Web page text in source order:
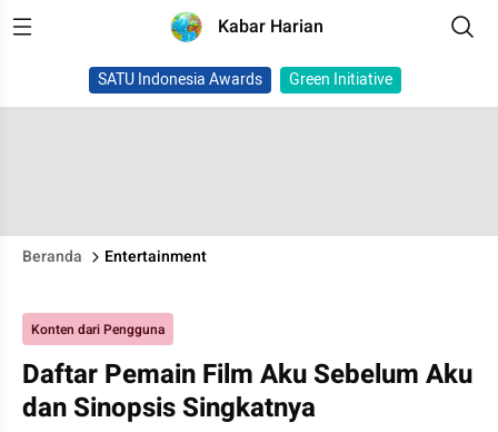
Kabar Harian
SATU Indonesia Awards Green Initiative
Beranda Entertainment
Konten dari Pengguna
Daftar Pemain Film Aku Sebelum Aku
dan Sinopsis Singkatnya